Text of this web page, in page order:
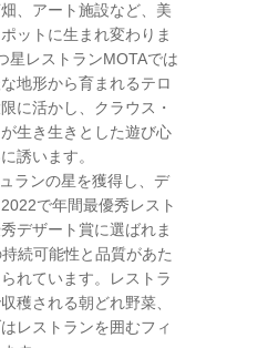
、アート施設など、美
ットに生まれ変わりま
星レストランMOTAでは
地形から育まれるテロ
に活かし、クラウス・
生き生きとした遊び心
誘います。
ランの星を獲得し、デ
で年間最優秀レスト
デザート賞に選ばれま
続可能性と品質があた
れています。レストラ
穫される朝どれ野菜、
レストランを囲むフィ